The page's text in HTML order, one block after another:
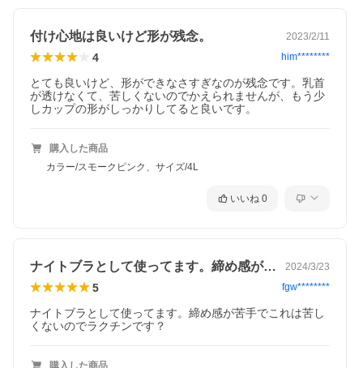
付け心地は良いけど形が残念。 2023/2/11
4 him********
とても良いけど、形ができなさすぎなのが残念です。乳首
が透けなくて、苦しくないのでかえられませんが、もう少
しカップの形がしっかりしてると良いです。
購入した商品
カラー/スモークピンク、サイズ/4L
いいね 0
ナイトブラとして使ってます。締め感が苦… 2024/3/23
5 fgw********
ナイトブラとして使ってます。締め感が苦手でこれは苦し
くないのでラクチンです？